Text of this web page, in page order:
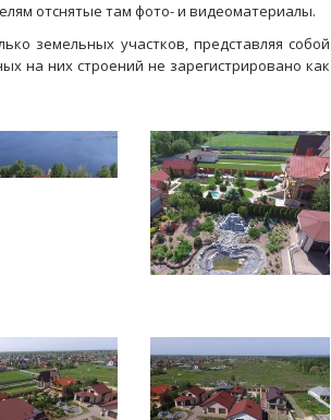
отснятые там фото- и видеоматериалы.
земельных участков, представляя собой
на них строений не зарегистрировано как